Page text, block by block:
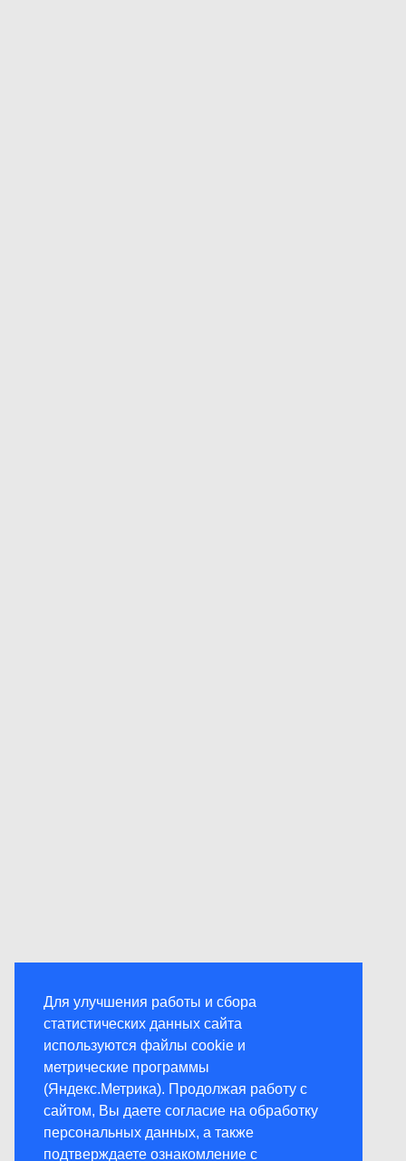
Для улучшения работы и сбора
статистических данных сайта
используются файлы cookie и
метрические программы
(Яндекс.Метрика). Продолжая работу с
сайтом, Вы даете согласие на обработку
персональных данных, а также
подтверждаете ознакомление с